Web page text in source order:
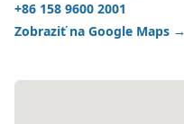
+86 158 9600 2001
Zobraziť na Google Maps →